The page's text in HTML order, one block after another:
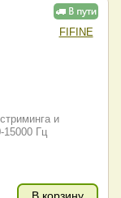
FIFINE
и
15000 Гц